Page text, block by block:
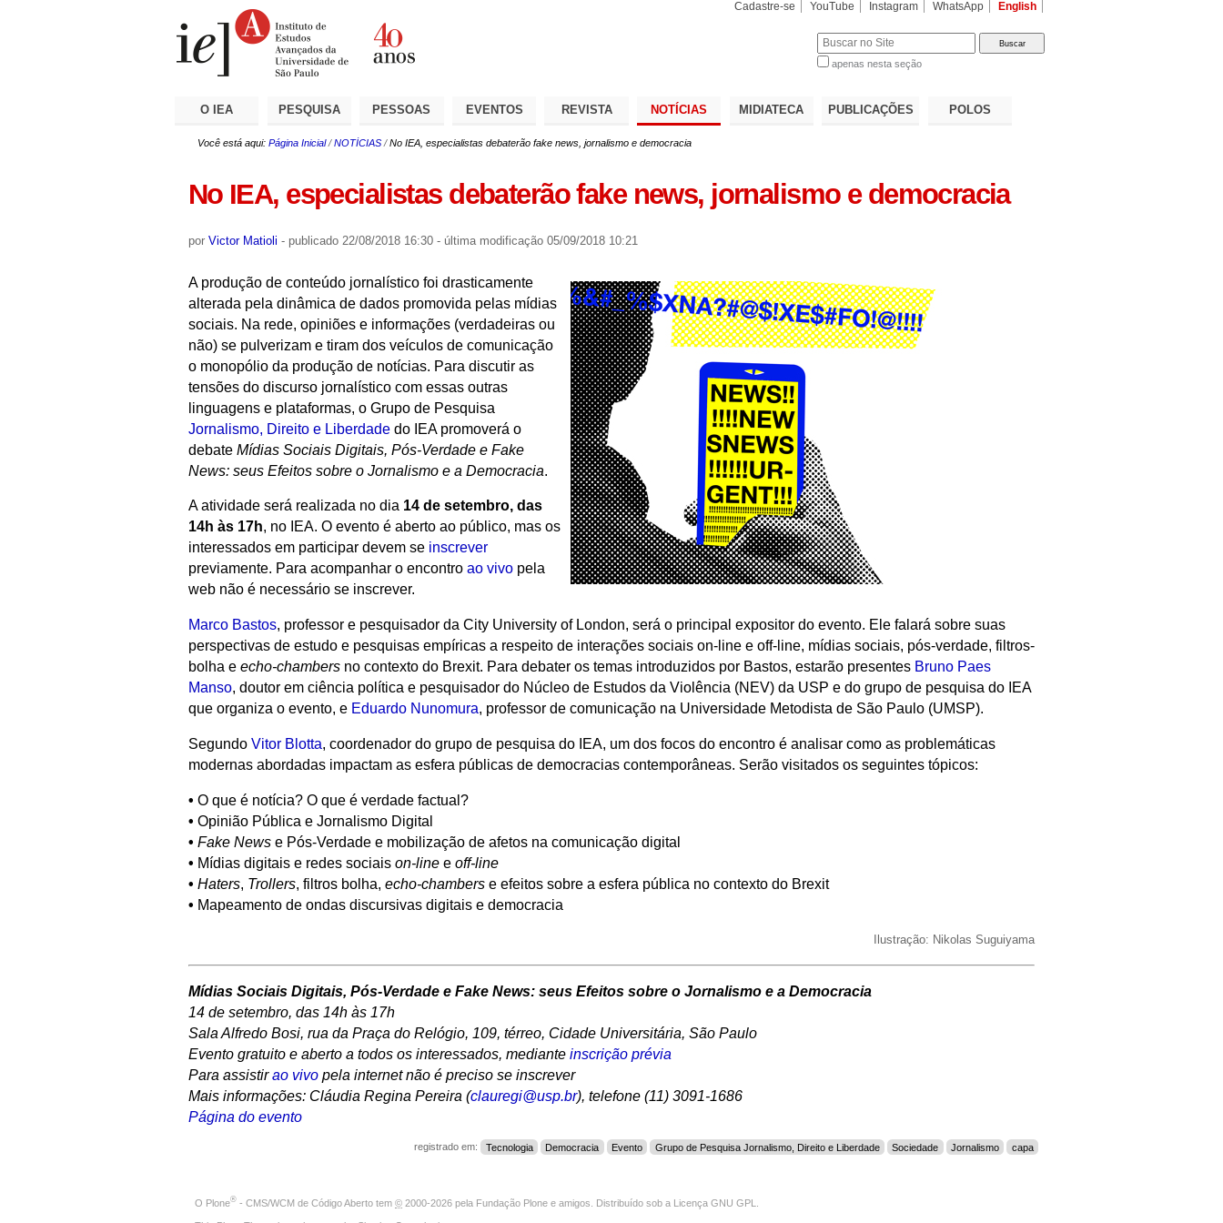
Cadastre-se YouTube Instagram WhatsApp English
apenas nesta seção
O IEA PESQUISA PESSOAS EVENTOS REVISTA NOTÍCIAS MIDIATECA PUBLICAÇÕES POLOS
Você está aqui: Página Inicial /NOTÍCIAS /No IEA, especialistas debaterão fake news, jornalismo e democracia
No IEA, especialistas debaterão fake news, jornalismo e democracia
por Victor Matioli - publicado22/08/2018 16:30 - última modificação05/09/2018 10:21
A produção de conteúdo jornalístico foi drasticamente
alterada pela dinâmica de dados promovida pelas mídias
sociais. Na rede, opiniões e informações (verdadeiras ou
não) se pulverizam e tiram dos veículos de comunicação
o monopólio da produção de notícias. Para discutir as
tensões do discurso jornalístico com essas outras
linguagens e plataformas, o Grupo de Pesquisa
Jornalismo, Direito e Liberdadedo IEA promoverá o
debate Mídias Sociais Digitais, Pós-Verdade e Fake
News: seus Efeitos sobre o Jornalismo e a Democracia.
A atividade será realizada no dia 14 de setembro, das
14h às 17h, no IEA. O evento é aberto ao público, mas os
interessados em participar devem se inscrever
previamente. Para acompanhar o encontro ao vivopela
web não é necessário se inscrever.
Marco Bastos, professor e pesquisador da City University of London, será o principal expositor do evento. Ele falará sobre suas
perspectivas de estudo e pesquisas empíricas a respeito de interações sociais on-line e off-line, mídias sociais, pós-verdade, filtros-
bolha e echo-chambersno contexto do Brexit. Para debater os temas introduzidos por Bastos, estarão presentes Bruno Paes
Manso, doutor em ciência política e pesquisador do Núcleo de Estudos da Violência (NEV) da USP e do grupo de pesquisa do IEA
que organiza o evento, e Eduardo Nunomura, professor de comunicação na Universidade Metodista de São Paulo (UMSP).
Segundo Vitor Blotta, coordenador do grupo de pesquisa do IEA, um dos focos do encontro é analisar como as problemáticas
modernas abordadas impactam as esfera públicas de democracias contemporâneas. Serão visitados os seguintes tópicos:
• O que é notícia? O que é verdade factual?
• Opinião Pública e Jornalismo Digital
• Fake Newse Pós-Verdade e mobilização de afetos na comunicação digital
• Mídias digitais e redes sociais on-linee off-line
• Haters, Trollers, filtros bolha, echo-chamberse efeitos sobre a esfera pública no contexto do Brexit
• Mapeamento de ondas discursivas digitais e democracia
Ilustração: Nikolas Suguiyama
Mídias Sociais Digitais, Pós-Verdade e Fake News: seus Efeitos sobre o Jornalismo e a Democracia
14 de setembro, das 14h às 17h
Sala Alfredo Bosi, rua da Praça do Relógio, 109, térreo, Cidade Universitária, São Paulo
Evento gratuito e aberto a todos os interessados, mediante inscrição prévia
Para assistirao vivopela internet não é preciso se inscrever
Mais informações: Cláudia Regina Pereira (clauregi@usp.br), telefone (11) 3091-1686
Página do evento
registrado em: Tecnologia Democracia Evento Grupo de Pesquisa Jornalismo, Direito e Liberdade Sociedade Jornalismo capa
O Plone® - CMS/WCM de Código Aberto tem © 2000-2026 pela Fundação Plone e amigos. Distribuído sob a Licença GNU GPL